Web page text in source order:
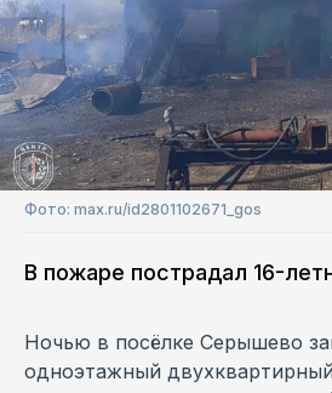
Фото: max.ru/id2801102671_gos
В пожаре пострадал 16-
Ночью в посёлке Серышево
одноэтажный